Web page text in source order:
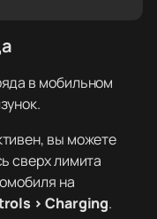
в мобильном
вы можете
сверх лимита
на
> Charging.